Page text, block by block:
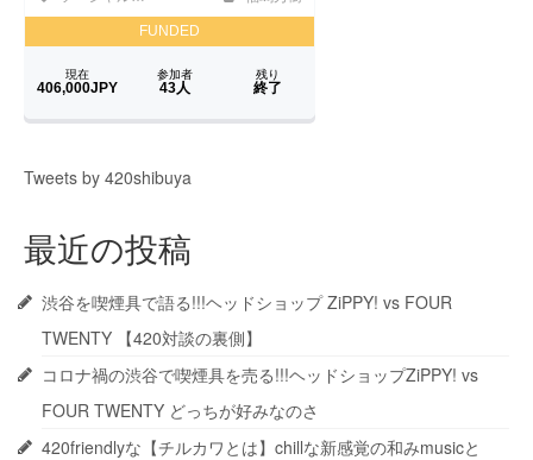
Tweets by 420shibuya
最近の投稿
渋谷を喫煙具で語る!!!ヘッドショップ ZiPPY! vs FOUR
TWENTY 【420対談の裏側】
コロナ禍の渋谷で喫煙具を売る!!!ヘッドショップZiPPY! vs
FOUR TWENTY どっちが好みなのさ
420friendlyな【チルカワとは】chillな新感覚の和みmusicと